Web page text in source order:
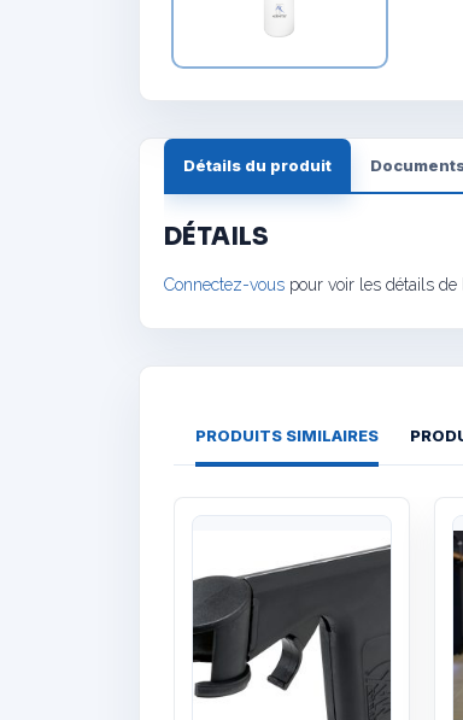
Détails du produit
DÉTAILS
Connectez-vous pour voir les détails de
PRODUITS SIMILAIRES